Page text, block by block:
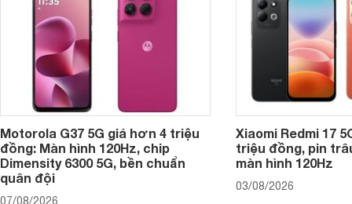
Motorola G37 5G giá hơn 4 triệu
đồng: Màn hình 120Hz, chip
Dimensity 6300 5G, bền chuẩn
quân đội
07/08/2026
Xiaomi Redmi 17
triệu đồng, pin
màn hình 120Hz
03/08/2026